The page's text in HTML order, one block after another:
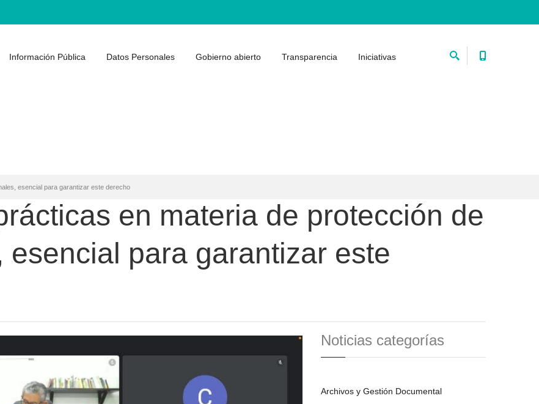
Información Pública Datos Personales Gobierno abierto Transparencia Iniciativas
esencial para garantizar este derecho
en materia de protección de
esencial para garantizar este
Noticias categorías
Archivos y Gestión Documental